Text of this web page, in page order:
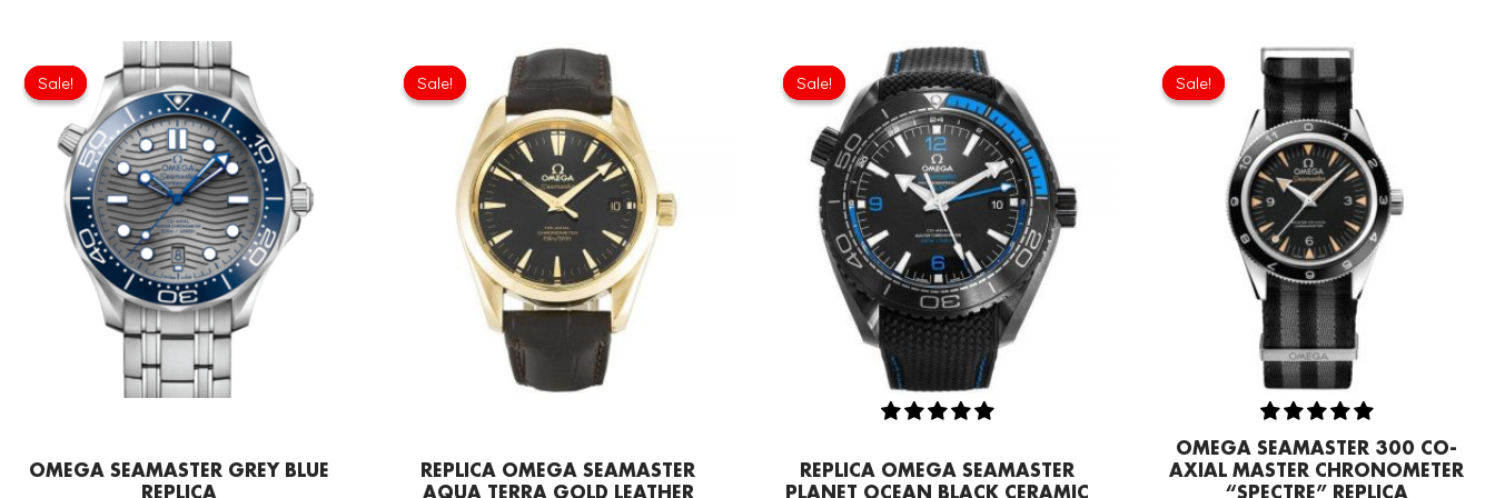
Sale!
Sale!
OMEGA SEAMASTER GREY BLUE
REPLICA
Original
price
was:
£301.00.
price
is:
£208.12.
Sale!
Sale!
REPLICA OMEGA SEAMASTER
AQUA TERRA GOLD LEATHER
Original
price
was:
£301.00.
is:
£192.64.
Sale!
Sale!
REPLICA OMEGA SEAMASTER
PLANET OCEAN BLACK CERAMIC
Original
price
was:
£301.00.
is:
£178.88.
Sale!
Sale!
OMEGA SEAMASTER 300 CO-
AXIAL MASTER CHRONOMETER
“SPECTRE” REPLICA
Original
price
was:
£301.00.